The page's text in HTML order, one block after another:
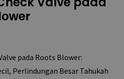
pada Roots Blower:
Perlindungan Besar Tahukah